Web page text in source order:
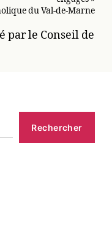
du Val-de-Marne
par le Conseil de
Rechercher